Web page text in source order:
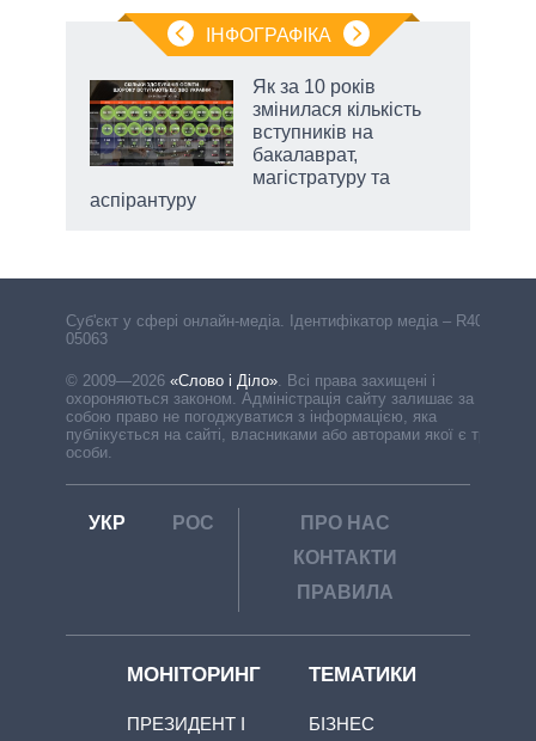
ІНФОГРАФІКА
Як за 10 років
змінилася кількість
вступників на
бакалаврат,
магістратуру та
аспірантуру
Cуб'єкт у сфері онлайн-медіа. Ідентифікатор медіа – R40-
05063
© 2009—2026 «Слово і Діло» Всі права захищені і
охороняються законом. Адміністрація сайту залишає за
собою право не погоджуватися з інформацією, яка
публікується на сайті, власниками або авторами якої є треті
особи.
УКР РОС
ПРО НАС
КОНТАКТИ
ПРАВИЛА
МОНІТОРИНГ
ПРЕЗИДЕНТ І
ТЕМАТИКИ
БІЗНЕС